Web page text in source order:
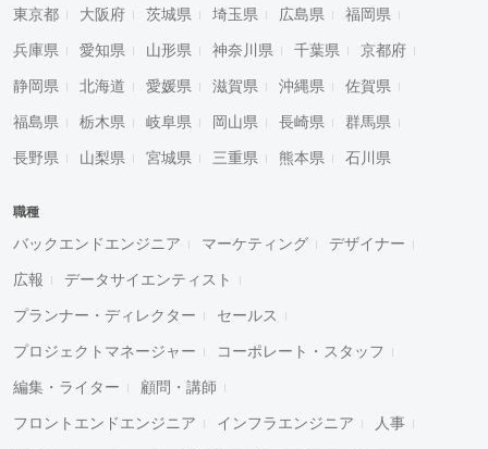
東京都 大阪府 茨城県 埼玉県 広島県 福岡県
兵庫県 愛知県 山形県 神奈川県 千葉県 京都府
静岡県 北海道 愛媛県 滋賀県 沖縄県 佐賀県
福島県 栃木県 岐阜県 岡山県 長崎県 群馬県
長野県 山梨県 宮城県 三重県 熊本県 石川県
職種
バックエンドエンジニア マーケティング デザイナー
広報 データサイエンティスト
プランナー・ディレクター セールス
プロジェクトマネージャー コーポレート・スタッフ
編集・ライター 顧問・講師
フロントエンドエンジニア インフラエンジニア 人事